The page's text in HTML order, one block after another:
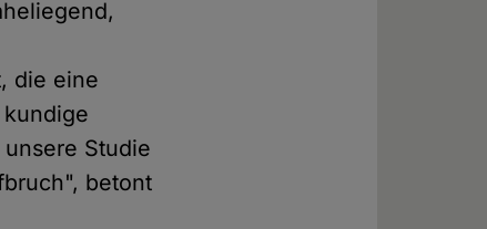
die eine
Studie
betont